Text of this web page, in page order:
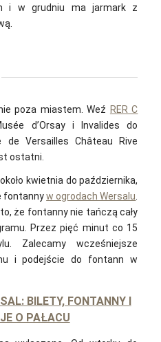
i w grudniu ma jarmark z
poza miastem. Weź RER C
d’Orsay i Invalides do
de Versailles Château Rive
ostatni.
kwietnia do października,
fontannyw ogrodach Wersalu.
że fontanny nie tańczą cały
Przez pięć minut co 15
Zalecamy wcześniejsze
i podejście do fontann w
BILETY, FONTANNY I
O PAŁACU